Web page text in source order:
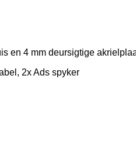
en 4 mm deursigtige
2x Ads spyker